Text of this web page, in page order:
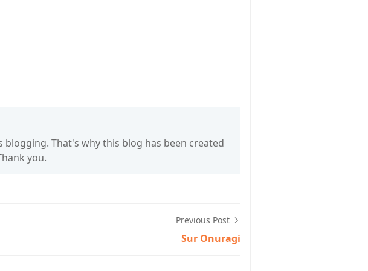
blogging. That's why this blog has been created
you.
Previous Post
Sur Onuragi